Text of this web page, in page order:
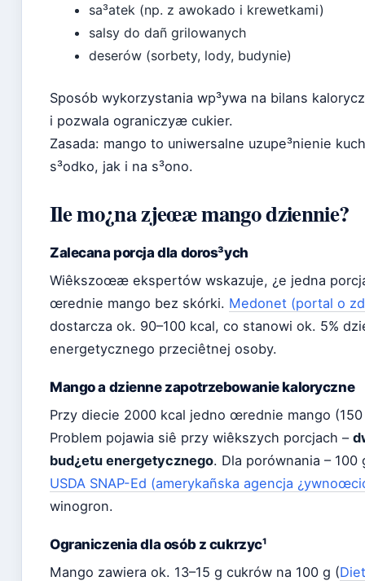
sa³atek (np. z awokado i krewetkami)
salsy do dañ grilowanych
deserów (sorbety, lody, budynie)
Sposób wykorzystania wp³ywa na bilans
i pozwala ograniczyæ cukier.
Zasada: mango to uniwersalne uzupe³nienie
s³odko, jak i na s³ono.
Ile mo¿na zjeœæ mango dziennie?
Zalecana porcja dla doros³ych
Wiêkszoœæ ekspertów wskazuje, ¿e jedna
œrednie mango bez skórki. Medonet (portal o
dostarcza ok. 90–100 kcal, co stanowi ok. 5%
energetycznego przeciêtnej osoby.
Mango a dzienne zapotrzebowanie kaloryczne
Przy diecie 2000 kcal jedno œrednie mango
Problem pojawia siê przy wiêkszych porcjach –
bud¿etu energetycznego. Dla porównania –
USDA SNAP-Ed (amerykañska agencja
winogron.
Ograniczenia dla osób z cukrzyc¹
Mango zawiera ok. 13–15 g cukrów na 100 g (